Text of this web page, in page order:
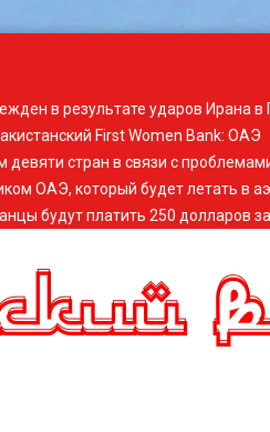
в результате ударов Ирана в
First Women Bank: ОАЭ
стран в связи с
ОАЭ, который будет летать в
будут платить 250 долларов